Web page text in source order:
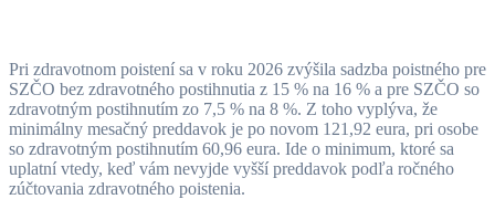
Pri zdravotnom poistení sa v roku 2026 zvýšila sadzba poistného pre
SZČO bez zdravotného postihnutia z 15 % na 16 % a pre SZČO so
zdravotným postihnutím zo 7,5 % na 8 %. Z toho vyplýva, že
minimálny mesačný preddavok je po novom 121,92 eura, pri osobe
so zdravotným postihnutím 60,96 eura. Ide o minimum, ktoré sa
uplatní vtedy, keď vám nevyjde vyšší preddavok podľa ročného
zúčtovania zdravotného poistenia.